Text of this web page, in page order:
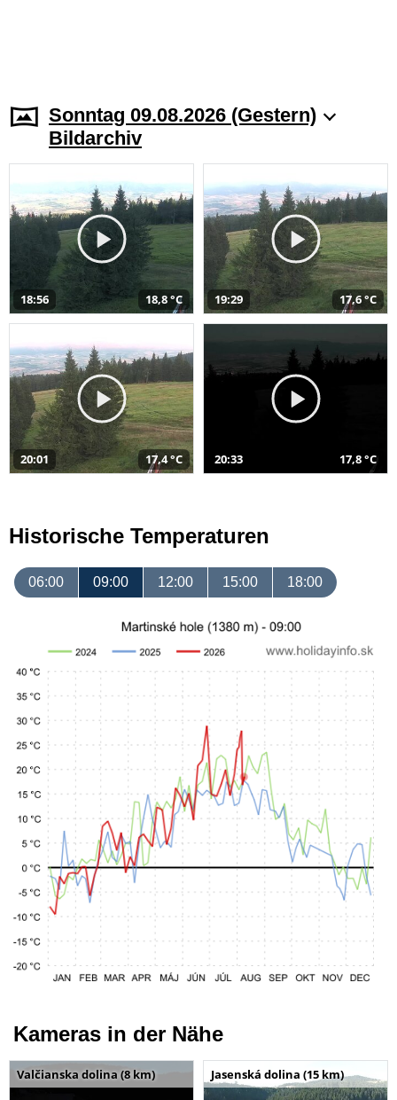
Sonntag 09.08.2026 (Gestern)
Bildarchiv
18:56 18,8 °C 19:29 17,6 °C
20:01 17,4 °C 20:33 17,8 °C
Historische Temperaturen
06:00 09:00 12:00 15:00 18:00
Kameras in der Nähe
Valčianska dolina (8 km) Jasenská dolina (15 km)